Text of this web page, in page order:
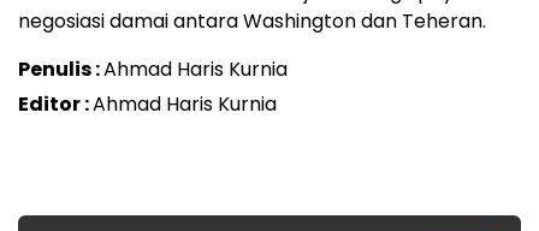
negosiasi damai antara Washington dan Teheran.
Penulis :Ahmad Haris Kurnia
Editor :Ahmad Haris Kurnia